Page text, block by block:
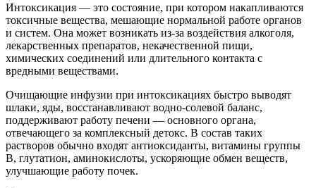
Интоксикация — это состояние, при котором накапливаются
токсичные вещества, мешающие нормальной работе органов
и систем. Она может возникать из-за воздействия алкоголя,
лекарственных препаратов, некачественной пищи,
химических соединений или длительного контакта с
вредными веществами.
Очищающие инфузии при интоксикациях быстро выводят
шлаки, яды, восстанавливают водно-солевой баланс,
поддерживают работу печени ― основного органа,
отвечающего за комплексный детокс. В состав таких
растворов обычно входят антиоксиданты, витамины группы
B, глутатион, аминокислоты, ускоряющие обмен веществ,
улучшающие работу почек.